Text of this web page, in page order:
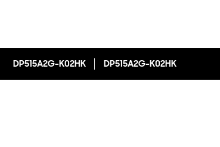
DP515A2G-K02HK DP515A2G-K02HK